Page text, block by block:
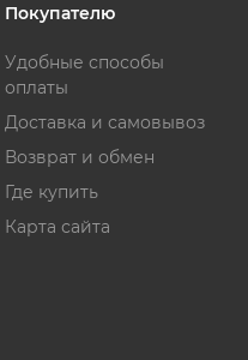
Покупателю
Удобные способы
оплаты
Доставка и самовывоз
Возврат и обмен
Где купить
Карта сайта